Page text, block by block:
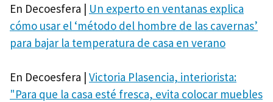
En Decoesfera | Un experto en ventanas explica
cómo usar el ‘método del hombre de las cavernas’
para bajar la temperatura de casa en verano
En Decoesfera | Victoria Plasencia, interiorista:
"Para que la casa esté fresca, evita colocar muebles